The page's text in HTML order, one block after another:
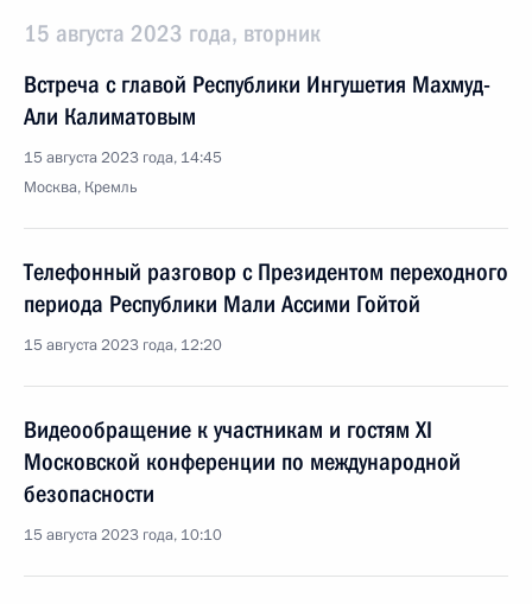
15 августа 2023 года, вторник
Встреча с главой Республики Ингушетия Махмуд-
Али Калиматовым
15 августа 2023 года, 14:45
Москва, Кремль
Телефонный разговор с Президентом переходного
периода Республики Мали Ассими Гойтой
15 августа 2023 года, 12:20
Видеообращение к участникам и гостям XI
Московской конференции по международной
безопасности
15 августа 2023 года, 10:10